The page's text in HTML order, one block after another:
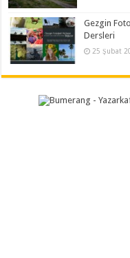
Gezgin
Dersleri
25 Şubat